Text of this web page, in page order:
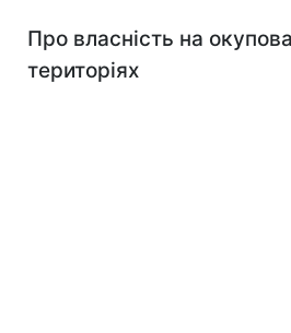
Про власність на
територіях